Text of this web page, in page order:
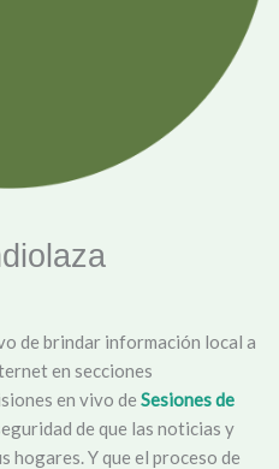
de brindar información local a
en secciones
en vivo de Sesiones de
de que las noticias y
hogares. Y que el proceso de